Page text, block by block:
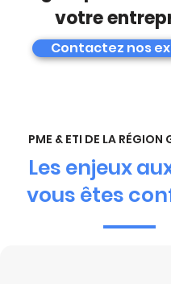
votre
Contactez nos
PME & ETI DE LA RÉGION
Les enjeux
vous êtes